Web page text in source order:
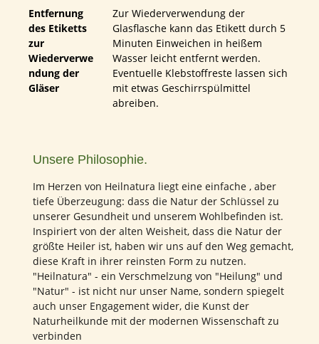
Entfernung
des Etiketts
zur
Wiederverwe
ndung der
Gläser
Zur Wiederverwendung der
Glasflasche kann das Etikett durch 5
Minuten Einweichen in heißem
Wasser leicht entfernt werden.
Eventuelle Klebstoffreste lassen sich
mit etwas Geschirrspülmittel
abreiben.
Unsere Philosophie.
Im Herzen von Heilnatura liegt eine einfache , aber
tiefe Überzeugung: dass die Natur der Schlüssel zu
unserer Gesundheit und unserem Wohlbefinden ist.
Inspiriert von der alten Weisheit, dass die Natur der
größte Heiler ist, haben wir uns auf den Weg gemacht,
diese Kraft in ihrer reinsten Form zu nutzen.
"Heilnatura" - ein Verschmelzung von "Heilung" und
"Natur" - ist nicht nur unser Name, sondern spiegelt
auch unser Engagement wider, die Kunst der
Naturheilkunde mit der modernen Wissenschaft zu
verbinden